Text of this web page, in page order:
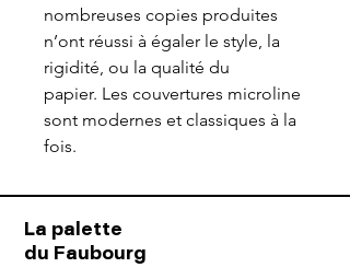
nombreuses copies produites
n’ont réussi à égaler le style, la
rigidité, ou la qualité du
papier. Les couvertures microline
sont modernes et classiques à la
fois.
La palette
du Faubourg